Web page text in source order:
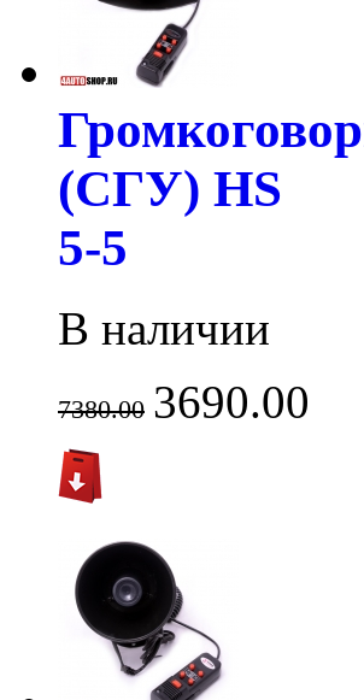
(СГУ) HS
5-5
В наличии
7380.00 3690.00